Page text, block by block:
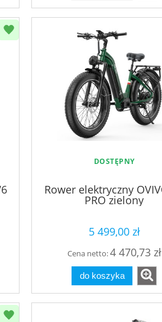
DOSTĘPNY
Rower elektryczny
PRO zielony
5 499,00 zł
Cena netto:4 470,73 zł
do koszyka